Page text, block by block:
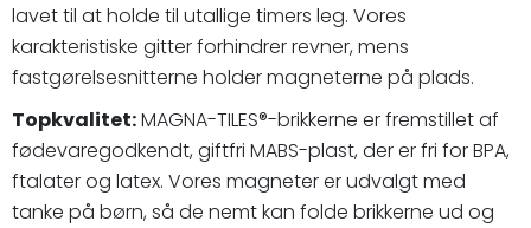
lavet til at holde til utallige timers leg. Vores
karakteristiske gitter forhindrer revner, mens
fastgørelsesnitterne holder magneterne på plads.
Topkvalitet:MAGNA-TILES®-brikkerne er fremstillet af
fødevaregodkendt, giftfri MABS-plast, der er fri for BPA,
ftalater og latex. Vores magneter er udvalgt med
tanke på børn, så de nemt kan folde brikkerne ud og